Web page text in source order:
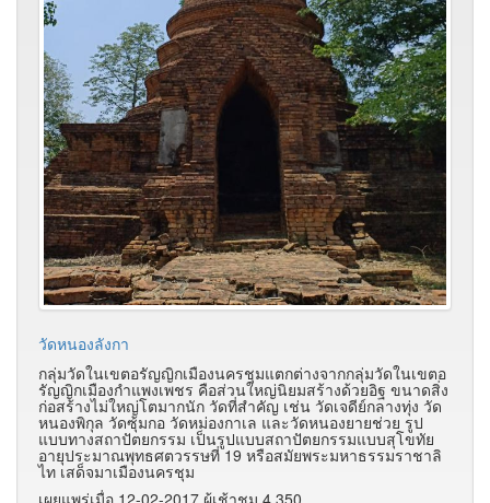
วัดหนองลังกา
กลุ่มวัดในเขตอรัญญิกเมืองนครชุมแตกต่างจากกลุ่มวัดในเขตอ
รัญญิกเมืองกำแพงเพชร คือส่วนใหญ่นิยมสร้างด้วยอิฐ ขนาดสิ่ง
ก่อสร้างไม่ใหญ่โตมากนัก วัดที่สำคัญ เช่น วัดเจดีย์กลางทุ่ง วัด
หนองพิกุล วัดซุ้มกอ วัดหม่องกาเล และวัดหนองยายช่วย รูป
แบบทางสถาปัตยกรรม เป็นรูปแบบสถาปัตยกรรมแบบสุโขทัย
อายุประมาณพุทธศตวรรษที่ 19 หรือสมัยพระมหาธรรมราชาลิ
ไท เสด็จมาเมืองนครชุม
เผยแพร่เมื่อ 12-02-2017 ผู้เช้าชม 4,350